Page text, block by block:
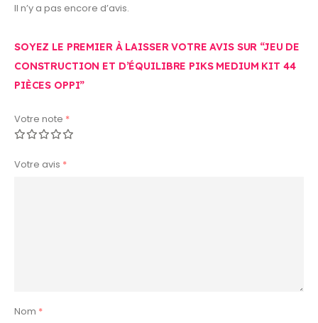
Il n’y a pas encore d’avis.
SOYEZ LE PREMIER À LAISSER VOTRE AVIS SUR “JEU DE
CONSTRUCTION ET D’ÉQUILIBRE PIKS MEDIUM KIT 44
PIÈCES OPPI”
Votre note *
Votre avis *
Nom *